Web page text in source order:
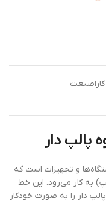
پالپ دار
و تجهیزات است که
به کار می‌رود. این خط
دار را به صورت خودکار